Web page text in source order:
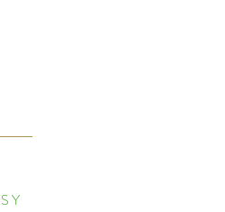
Y